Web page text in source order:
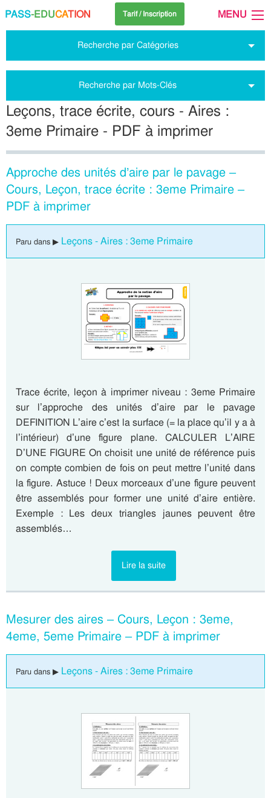
PASS-EDUCATION Tarif / Inscription MENU
Recherche par Catégories
Recherche par Mots-Clés
Leçons, trace écrite, cours - Aires :
3eme Primaire - PDF à imprimer
Approche des unités d’aire par le pavage –
Cours, Leçon, trace écrite : 3eme Primaire –
PDF à imprimer
Paru dans ▶ Leçons - Aires : 3eme Primaire
Trace écrite, leçon à imprimer niveau : 3eme Primaire
sur l’approche des unités d’aire par le pavage
DEFINITION L’aire c’est la surface (= la place qu’il y a à
l’intérieur) d’une figure plane. CALCULER L’AIRE
D’UNE FIGURE On choisit une unité de référence puis
on compte combien de fois on peut mettre l’unité dans
la figure. Astuce ! Deux morceaux d’une figure peuvent
être assemblés pour former une unité d’aire entière.
Exemple : Les deux triangles jaunes peuvent être
assemblés…
Lire la suite
Mesurer des aires – Cours, Leçon : 3eme,
4eme, 5eme Primaire – PDF à imprimer
Paru dans ▶ Leçons - Aires : 3eme Primaire